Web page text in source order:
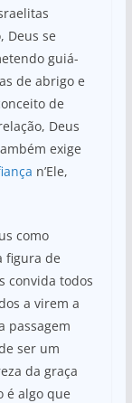
Deus se
guiá-
de abrigo e
de
Deus
exige
n’Ele,
como
figura de
convida todos
a virem a
passagem
ser um
da graça
é algo que